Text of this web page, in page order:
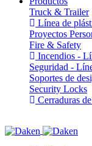
Truck & Trailer
Línea de
Proyectos
Fire & Safety
Incendios -
Seguridad -
Soportes de
Security Locks
Cerraduras